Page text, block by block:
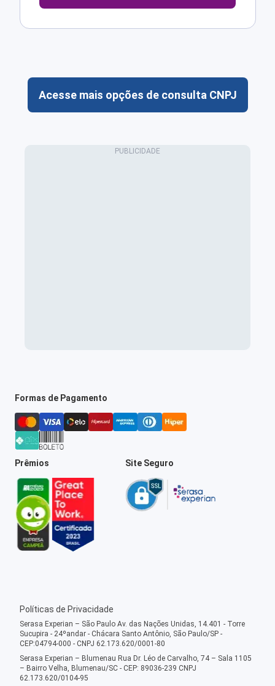
Acesse mais opções de consulta CNPJ
Formas de Pagamento
Prêmios Site Seguro
Políticas de Privacidade
Serasa Experian – São Paulo Av. das Nações Unidas, 14.401 - Torre
Sucupira - 24ºandar - Chácara Santo Antônio, São Paulo/SP -
CEP:04794-000 - CNPJ 62.173.620/0001-80
Serasa Experian – Blumenau Rua Dr. Léo de Carvalho, 74 – Sala 1105
– Bairro Velha, Blumenau/SC - CEP: 89036-239 CNPJ
62.173.620/0104-95